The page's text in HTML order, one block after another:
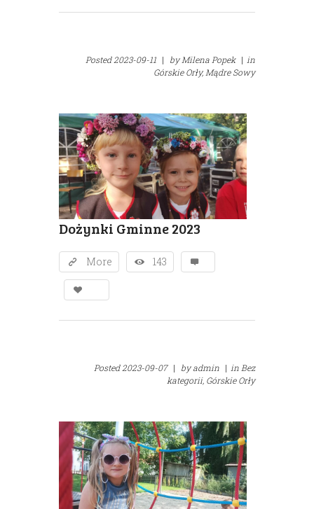
Posted2023-09-11 | byMilena Popek | in
Górskie Orły, Mądre Sowy
Dożynki Gminne 2023
More 143
Posted2023-09-07 | byadmin | in Bez
kategorii, Górskie Orły